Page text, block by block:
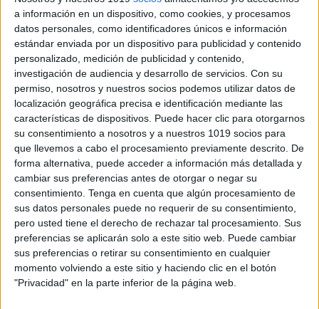
a información en un dispositivo, como cookies, y procesamos
datos personales, como identificadores únicos e información
estándar enviada por un dispositivo para publicidad y contenido
personalizado, medición de publicidad y contenido,
investigación de audiencia y desarrollo de servicios. Con su
permiso, nosotros y nuestros socios podemos utilizar datos de
localización geográfica precisa e identificación mediante las
características de dispositivos. Puede hacer clic para otorgarnos
su consentimiento a nosotros y a nuestros 1019 socios para
que llevemos a cabo el procesamiento previamente descrito. De
forma alternativa, puede acceder a información más detallada y
cambiar sus preferencias antes de otorgar o negar su
consentimiento. Tenga en cuenta que algún procesamiento de
sus datos personales puede no requerir de su consentimiento,
pero usted tiene el derecho de rechazar tal procesamiento. Sus
preferencias se aplicarán solo a este sitio web. Puede cambiar
sus preferencias o retirar su consentimiento en cualquier
momento volviendo a este sitio y haciendo clic en el botón
"Privacidad" en la parte inferior de la página web.